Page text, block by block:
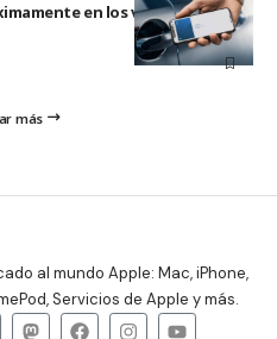
en los vehíchulos
más
al mundo Apple: Mac, iPhone,
Servicios de Apple y más.